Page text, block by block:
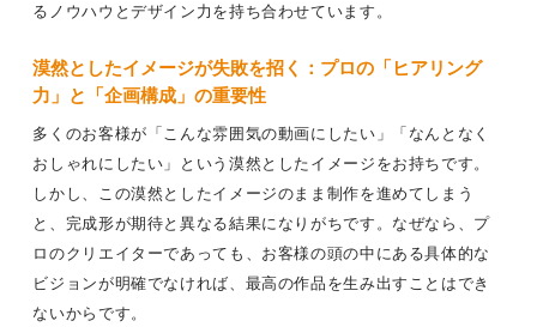
るノウハウとデザイン力を持ち合わせています。
漠然としたイメージが失敗を招く：プロの「ヒアリング
力」と「企画構成」の重要性
多くのお客様が「こんな雰囲気の動画にしたい」「なんとなく
おしゃれにしたい」という漠然としたイメージをお持ちです。
しかし、この漠然としたイメージのまま制作を進めてしまう
と、完成形が期待と異なる結果になりがちです。なぜなら、プ
ロのクリエイターであっても、お客様の頭の中にある具体的な
ビジョンが明確でなければ、最高の作品を生み出すことはでき
ないからです。